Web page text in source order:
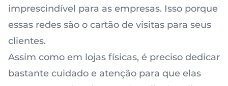
imprescindível para as empresas. Isso porque
essas redes são o cartão de visitas para seus
clientes.
Assim como em lojas físicas, é preciso dedicar
bastante cuidado e atenção para que elas